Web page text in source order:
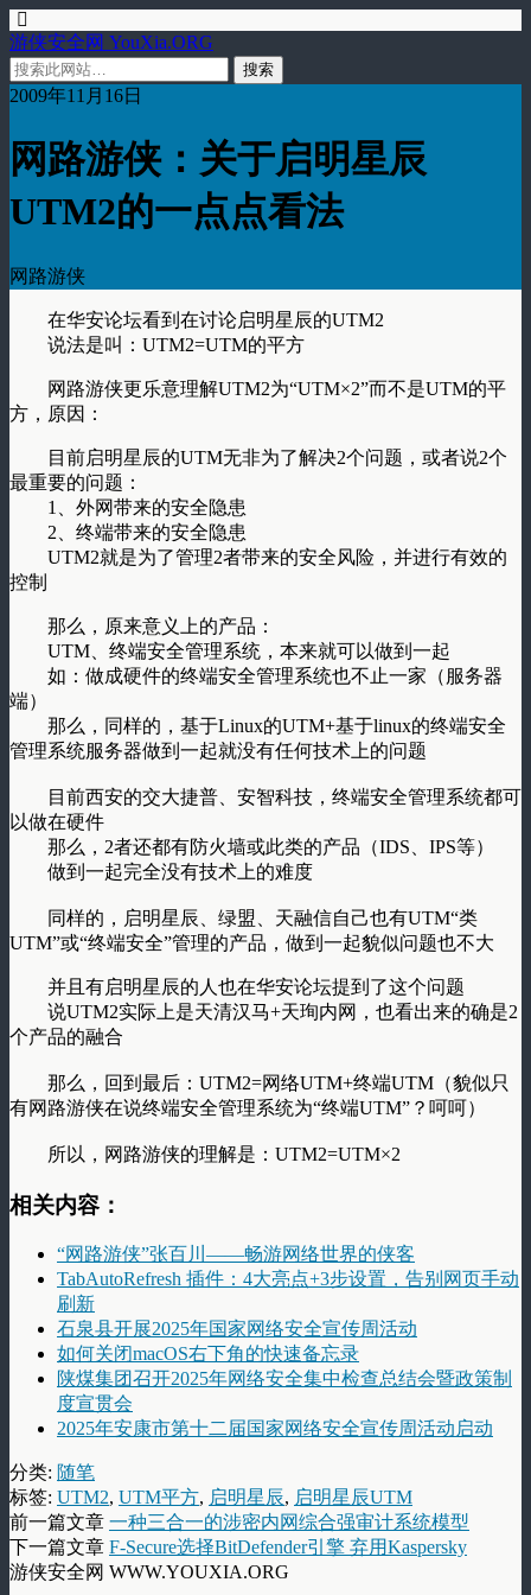
游侠安全网 YouXia.ORG
2009年11月16日
网路游侠：关于启明星辰
UTM2的一点点看法
网路游侠
在华安论坛看到在讨论启明星辰的UTM2
说法是叫：UTM2=UTM的平方
网路游侠更乐意理解UTM2为“UTM×2”而不是UTM的平
方，原因：
目前启明星辰的UTM无非为了解决2个问题，或者说2个
最重要的问题：
1、外网带来的安全隐患
2、终端带来的安全隐患
UTM2就是为了管理2者带来的安全风险，并进行有效的
控制
那么，原来意义上的产品：
UTM、终端安全管理系统，本来就可以做到一起
如：做成硬件的终端安全管理系统也不止一家（服务器
端）
那么，同样的，基于Linux的UTM+基于linux的终端安全
管理系统服务器做到一起就没有任何技术上的问题
目前西安的交大捷普、安智科技，终端安全管理系统都可
以做在硬件
那么，2者还都有防火墙或此类的产品（IDS、IPS等）
做到一起完全没有技术上的难度
同样的，启明星辰、绿盟、天融信自己也有UTM“类
UTM”或“终端安全”管理的产品，做到一起貌似问题也不大
并且有启明星辰的人也在华安论坛提到了这个问题
说UTM2实际上是天清汉马+天珣内网，也看出来的确是2
个产品的融合
那么，回到最后：UTM2=网络UTM+终端UTM（貌似只
有网路游侠在说终端安全管理系统为“终端UTM”？呵呵）
所以，网路游侠的理解是：UTM2=UTM×2
相关内容：
“网路游侠”张百川——畅游网络世界的侠客
TabAutoRefresh 插件：4大亮点+3步设置，告别网页手动
刷新
石泉县开展2025年国家网络安全宣传周活动
如何关闭macOS右下角的快速备忘录
陕煤集团召开2025年网络安全集中检查总结会暨政策制
度宣贯会
2025年安康市第十二届国家网络安全宣传周活动启动
分类: 随笔
标签: UTM2, UTM平方, 启明星辰, 启明星辰UTM
前一篇文章 一种三合一的涉密内网综合强审计系统模型
下一篇文章 F-Secure选择BitDefender引擎 弃用Kaspersky
游侠安全网 WWW.YOUXIA.ORG